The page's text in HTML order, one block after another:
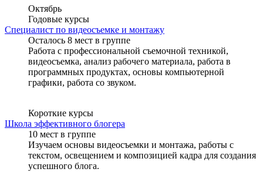
Октябрь
Годовые курсы
Специалист по видеосъемке и монтажу
Осталось 8 мест в группе
Работа с профессиональной съемочной техникой,
видеосъемка, анализ рабочего материала, работа в
программных продуктах, основы компьютерной
графики, работа со звуком.
Короткие курсы
Школа эффективного блогера
10 мест в группе
Изучаем основы видеосъемки и монтажа, работы с
текстом, освещением и композицией кадра для создания
успешного блога.